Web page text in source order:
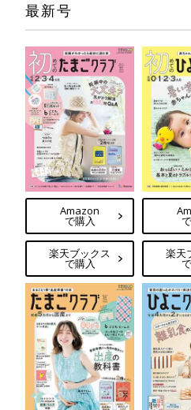
最新号
Amazon
で購入
楽天ブックス
で購入
楽天